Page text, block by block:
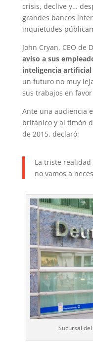
crisis, declive y…
grandes bancos
inquietudes
John Cryan, CEO de
aviso a sus
inteligencia artificial
un futuro no muy
sus trabajos en
Ante una audiencia
británico y al timón
de 2015, declaró:
La triste
no vamos a
Sucursal